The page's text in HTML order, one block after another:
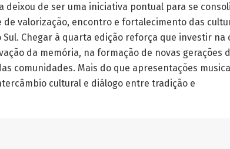
deixou de ser uma iniciativa pontual para se
de valorização, encontro e fortalecimento das
Chegar à quarta edição reforça que investir na
da memória, na formação de novas gerações
comunidades. Mais do que apresentações
cultural e diálogo entre tradição e